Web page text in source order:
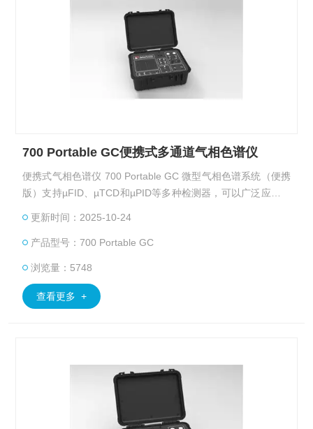
700 Portable GC便携式多通道气相色谱仪
便携式气相色谱仪 700 Portable GC 微型气相色谱系统（便携
版）支持µFID、µTCD和µPID等多种检测器，可以广泛应用于
更新时间：2025-10-24
产品型号：700 Portable GC
浏览量：5748
查看更多 +